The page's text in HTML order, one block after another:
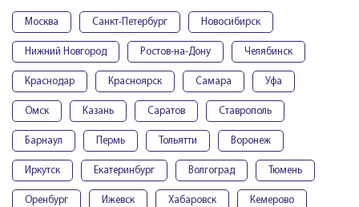
Москва Санкт-Петербург Новосибирск
Нижний Новгород Ростов-на-Дону Челябинск
Краснодар Красноярск Самара Уфа
Омск Казань Саратов Ставрополь
Барнаул Пермь Тольятти Воронеж
Иркутск Екатеринбург Волгоград Тюмень
Оренбург Ижевск Хабаровск Кемерово